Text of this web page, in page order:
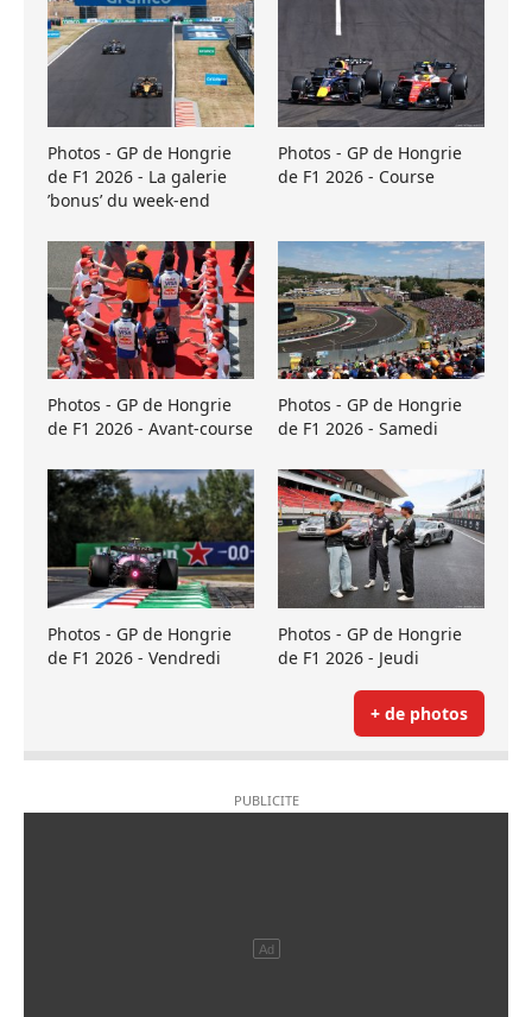
Photos - GP de Hongrie
de F1 2026 - La galerie
’bonus’ du week-end
Photos - GP de Hongrie
de F1 2026 - Course
Photos - GP de Hongrie
de F1 2026 - Avant-course
Photos - GP de Hongrie
de F1 2026 - Samedi
Photos - GP de Hongrie
de F1 2026 - Vendredi
Photos - GP de Hongrie
de F1 2026 - Jeudi
+ de photos